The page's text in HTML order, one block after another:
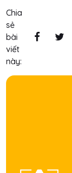
Chia
sẻ
bài
viết
này: